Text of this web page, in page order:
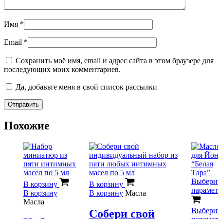
Имя *
Email *
Сохранить моё имя, email и адрес сайта в этом браузере для
последующих моих комментариев.
Да, добавьте меня в свой список рассылки
Похожие
В корзину
В корзину
Масла
В корзину
В корзину Масла
Собери свой